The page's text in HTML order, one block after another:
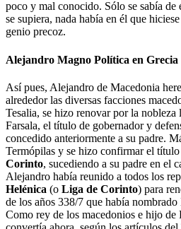
poco y mal conocido. Sólo se sabía
se supiera, nada había en él que
genio precoz.
Alejandro Magno Política en Grecia
Así pues, Alejandro de Macedonia
alrededor las diversas facciones
Tesalia, se hizo renovar por la nobleza
Farsala, el título de gobernador y
concedido anteriormente a su padre.
Termópilas y se hizo confirmar el título
Corinto, sucediendo a su padre en el
Alejandro había reunido a todos los
Helénica (o Liga de Corinto) para
de los años 338/7 que había nombrado
Como rey de los macedonios e hijo